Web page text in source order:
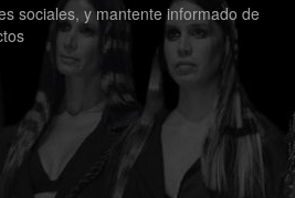
sociales, y mantente informado de